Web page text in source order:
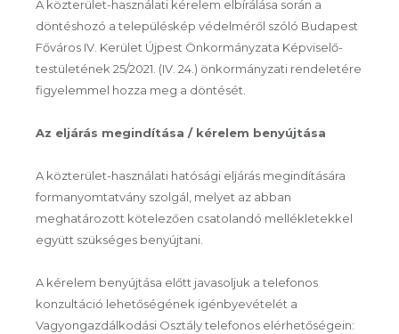
A közterület-használati kérelem elbírálása során a
döntéshozó a településkép védelméről szóló Budapest
Főváros IV. Kerület Újpest Önkormányzata Képviselő-
testületének 25/2021. (IV. 24.) önkormányzati rendeletére
figyelemmel hozza meg a döntését.
Az eljárás megindítása / kérelem benyújtása
A közterület-használati hatósági eljárás megindítására
formanyomtatvány szolgál, melyet az abban
meghatározott kötelezően csatolandó mellékletekkel
együtt szükséges benyújtani.
A kérelem benyújtása előtt javasoljuk a telefonos
konzultáció lehetőségének igénbyevételét a
Vagyongazdálkodási Osztály telefonos elérhetőségein: